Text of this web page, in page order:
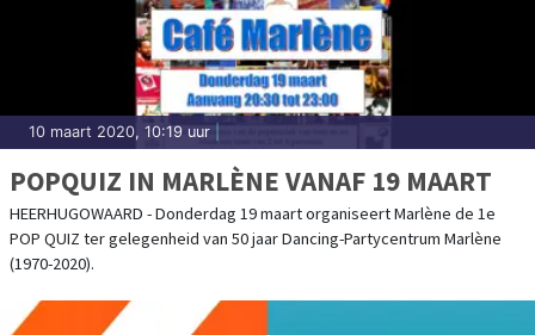
10 maart 2020, 10:19 uur
POPQUIZ IN MARLÈNE VANAF 19 MAART
HEERHUGOWAARD - Donderdag 19 maart organiseert Marlène de 1e
POP QUIZ ter gelegenheid van 50 jaar Dancing-Partycentrum Marlène
(1970-2020).